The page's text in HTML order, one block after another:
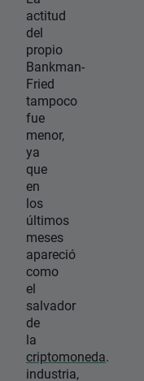
actitud
del
propio
Bankman-
Fried
tampoco
fue
menor,
ya
que
en
los
últimos
meses
apareció
como
el
salvador
de
la
criptomoneda.
industria,